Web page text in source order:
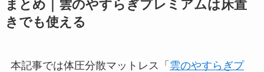
まとめ｜雲のやすらぎプレミアムは床置
きでも使える
本記事では体圧分散マットレス「 雲のやすらぎプ